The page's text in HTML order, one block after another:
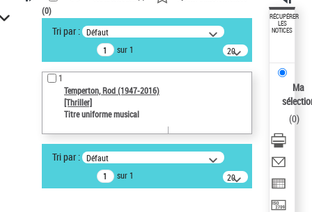
VOTRE RECHERCHE
Recherche avancée dans les
notices d’autorité
Œuvres liées à l'auteur :
Temperton, Rod (1947-2016)
Sauvegarder votre recherche
AFFINER
Type de notice d'autorité
(0)
Tri par : Défaut
sur 1
20
résultats/page
1
Temperton, Rod (1947-2016)
[Thriller]
Titre uniforme musical
Tri par : Défaut
sur 1
20
résultats/page
RÉCUPÉRER
LES
NOTICES
Ma
(0)